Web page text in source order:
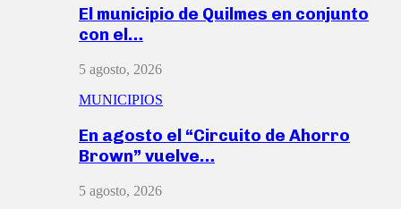
El municipio de Quilmes en conjunto
con el…
5 agosto, 2026
MUNICIPIOS
En agosto el “Circuito de Ahorro
Brown” vuelve…
5 agosto, 2026